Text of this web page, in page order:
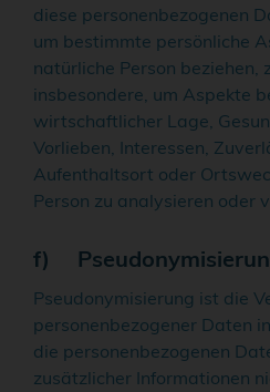
diese personenbezogenen
um bestimmte persönliche
natürliche Person beziehen,
insbesondere, um Aspekte
wirtschaftlicher Lage,
Vorlieben, Interessen,
Aufenthaltsort oder
Person zu analysieren oder
f)
Pseudonymisierung ist die
personenbezogener Daten
die personenbezogenen
zusätzlicher Informationen